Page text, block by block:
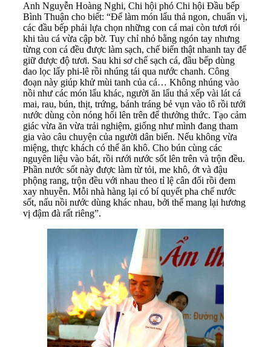
Anh Nguyễn Hoàng Nghi, Chi hội phó Chi hội Đầu bếp
Bình Thuận cho biết: “Để làm món lẩu thả ngon, chuẩn vị,
các đầu bếp phải lựa chọn những con cá mai còn tươi rói
khi tàu cá vừa cập bờ. Tuy chỉ nhỏ bằng ngón tay nhưng
từng con cá đều được làm sạch, chế biến thật nhanh tay để
giữ được độ tươi. Sau khi sơ chế sạch cá, đầu bếp dùng
dao lọc lấy phi-lê rồi nhúng tái qua nước chanh. Công
đoạn này giúp khử mùi tanh của cá… Không nhúng vào
nồi như các món lẩu khác, người ăn lẩu thả xếp vài lát cá
mai, rau, bún, thịt, trứng, bánh tráng bẻ vụn vào tô rồi tưới
nước dùng còn nóng hổi lên trên để thưởng thức. Tạo cảm
giác vừa ăn vừa trải nghiệm, giống như mình đang tham
gia vào câu chuyện của người dân biển. Nếu không vừa
miệng, thực khách có thể ăn khô. Cho bún cùng các
nguyên liệu vào bát, rồi rưới nước sốt lên trên và trộn đều.
Phần nước sốt này được làm từ tỏi, me khô, ớt và đậu
phộng rang, trộn đều với nhau theo tỉ lệ cân đối rồi đem
xay nhuyễn. Mỗi nhà hàng lại có bí quyết pha chế nước
sốt, nấu nồi nước dùng khác nhau, bởi thế mang lại hương
vị đậm đà rất riêng”.